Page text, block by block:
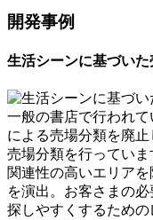
開発事例
生活シーンに基づいた
一般の書店で行われ
による売場分類を廃
売場分類を行っていま
関連性の高いエリア
を演出。お客さまの
探しやすくするための